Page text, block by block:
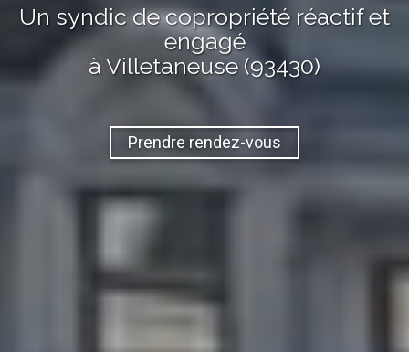
Un syndic de copropriété réactif et
engagé
à Villetaneuse (93430)
Prendre rendez-vous